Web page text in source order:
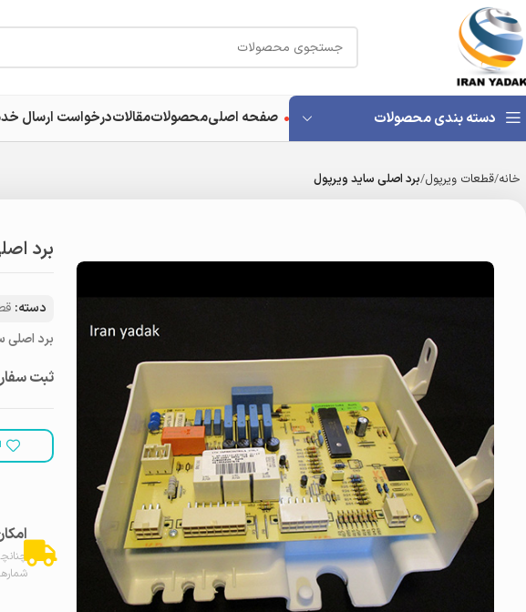
دسته بندی محصولات صفحه اصلیمحصولاتمقالاتدرخواست ارسال
خانه قطعات ویرپول برد اصلی ساید ویرپول
برد
دسته:
برد اصلی
ثبت